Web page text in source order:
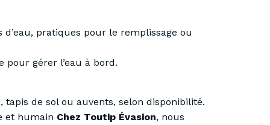
d’eau, pratiques pour le remplissage ou
gérer l’eau à bord.
tapis de sol ou auvents, selon disponibilité.
et humain Chez Toutip Évasion, nous